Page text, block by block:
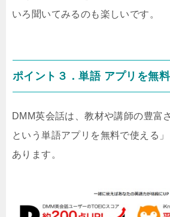
いろ聞いてみるのも楽しいです。
ポイント３．単語 アプリを無
DMM英会話は、教材や講師の豊富
という単語アプリを無料で使える
あります。